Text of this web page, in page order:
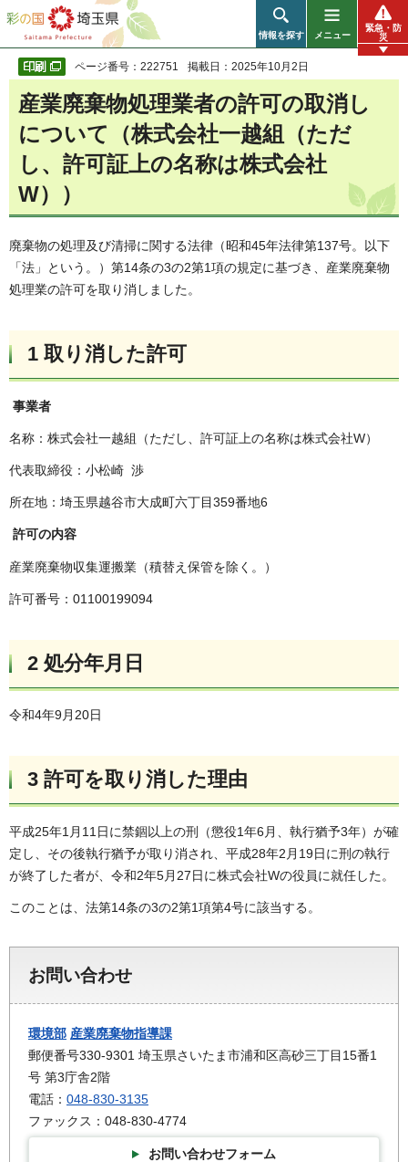
彩の国 埼玉県
情報を探す メニュー
緊急・防
災
ページ番号：222751 掲載日：2025年10月2日
産業廃棄物処理業者の許可の取消し
について（株式会社一越組（ただ
し、許可証上の名称は株式会社
W））
廃棄物の処理及び清掃に関する法律（昭和45年法律第137号。以下
「法」という。）第14条の3の2第1項の規定に基づき、産業廃棄物
処理業の許可を取り消しました。
1 取り消した許可
事業者
名称：株式会社一越組（ただし、許可証上の名称は株式会社W）
代表取締役：小松崎 渉
所在地：埼玉県越谷市大成町六丁目359番地6
許可の内容
産業廃棄物収集運搬業（積替え保管を除く。）
許可番号：01100199094
2 処分年月日
令和4年9月20日
3 許可を取り消した理由
平成25年1月11日に禁錮以上の刑（懲役1年6月、執行猶予3年）が確
定し、その後執行猶予が取り消され、平成28年2月19日に刑の執行
が終了した者が、令和2年5月27日に株式会社Wの役員に就任した。
このことは、法第14条の3の2第1項第4号に該当する。
お問い合わせ
環境部 産業廃棄物指導課
郵便番号330-9301 埼玉県さいたま市浦和区高砂三丁目15番1
号 第3庁舎2階
電話： 048-830-3135
ファックス：048-830-4774
お問い合わせフォーム